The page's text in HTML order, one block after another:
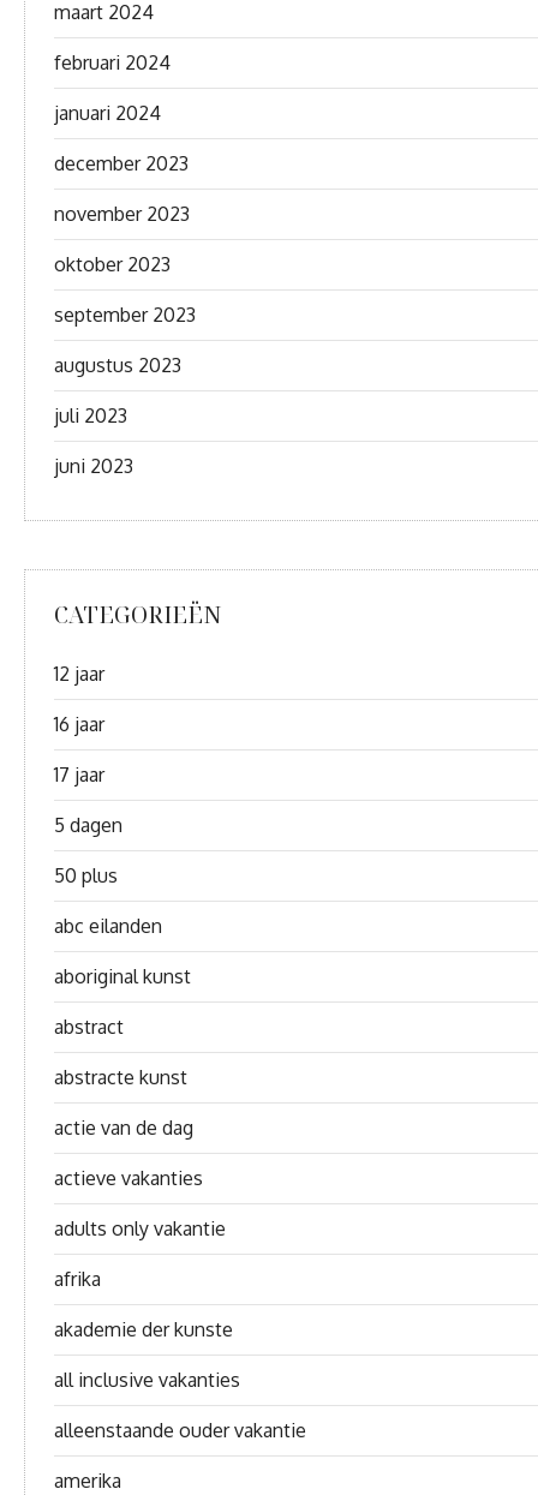
maart 2024
februari 2024
januari 2024
december 2023
november 2023
oktober 2023
september 2023
augustus 2023
juli 2023
juni 2023
CATEGORIEËN
12 jaar
16 jaar
17 jaar
5 dagen
50 plus
abc eilanden
aboriginal kunst
abstract
abstracte kunst
actie van de dag
actieve vakanties
adults only vakantie
afrika
akademie der kunste
all inclusive vakanties
alleenstaande ouder vakantie
amerika